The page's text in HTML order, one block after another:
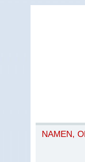
NAMEN,